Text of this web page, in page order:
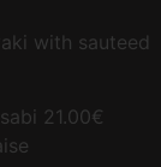
with sauteed
21.00€